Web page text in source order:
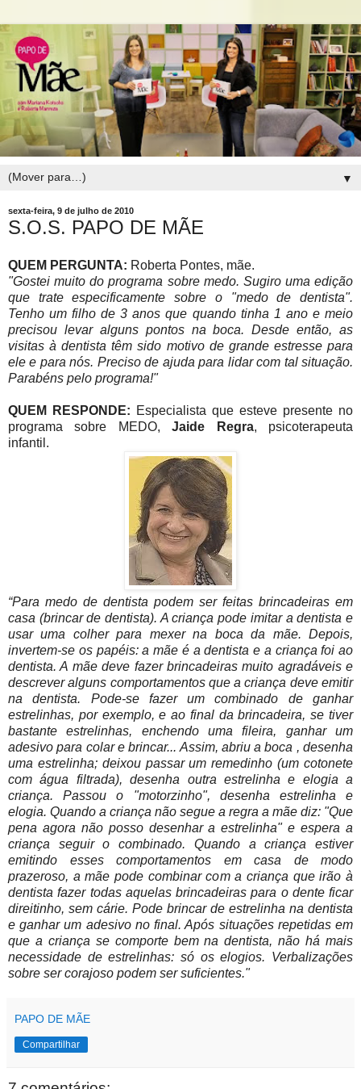
▼
sexta-feira, 9 de julho de 2010
S.O.S. PAPO DE MÃE
QUEM PERGUNTA: Roberta Pontes, mãe.
"Gostei muito do programa sobre medo. Sugiro uma edição
que trate especificamente sobre o "medo de dentista".
Tenho um filho de 3 anos que quando tinha 1 ano e meio
precisou levar alguns pontos na boca. Desde então, as
visitas à dentista têm sido motivo de grande estresse para
ele e para nós. Preciso de ajuda para lidar com tal situação.
Parabéns pelo programa!"
QUEM RESPONDE: Especialista que esteve presente no
programa sobre MEDO,Jaide Regra, psicoterapeuta
infantil.
“Para medo de dentista podem ser feitas brincadeiras em
casa (brincar de dentista). A criança pode imitar a dentista e
usar uma colher para mexer na boca da mãe. Depois,
invertem-se os papéis: a mãe é a dentista e a criança foi ao
dentista. A mãe deve fazer brincadeiras muito agradáveis e
descrever alguns comportamentos que a criança deve emitir
na dentista. Pode-se fazer um combinado de ganhar
estrelinhas, por exemplo, e ao final da brincadeira, se tiver
bastante estrelinhas, enchendo uma fileira, ganhar um
adesivo para colar e brincar... Assim, abriu a boca , desenha
uma estrelinha; deixou passar um remedinho (um cotonete
com água filtrada), desenha outra estrelinha e elogia a
criança. Passou o "motorzinho", desenha estrelinha e
elogia. Quando a criança não segue a regra a mãe diz: "Que
pena agora não posso desenhar a estrelinha" e espera a
criança seguir o combinado. Quando a criança estiver
emitindo esses comportamentos em casa de modo
prazeroso, a mãe pode combinar com a criança que irão à
dentista fazer todas aquelas brincadeiras para o dente ficar
direitinho, sem cárie. Pode brincar de estrelinha na dentista
e ganhar um adesivo no final. Após situações repetidas em
que a criança se comporte bem na dentista, não há mais
necessidade de estrelinhas: só os elogios. Verbalizações
sobre ser corajoso podem ser suficientes."
PAPO DE MÃE
Compartilhar